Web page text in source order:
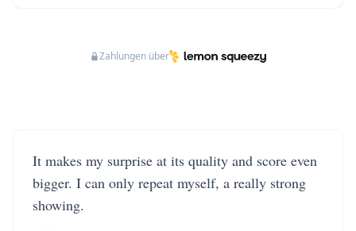
Zahlungen über
It makes my surprise at its quality and score even
bigger. I can only repeat myself, a really strong
showing.